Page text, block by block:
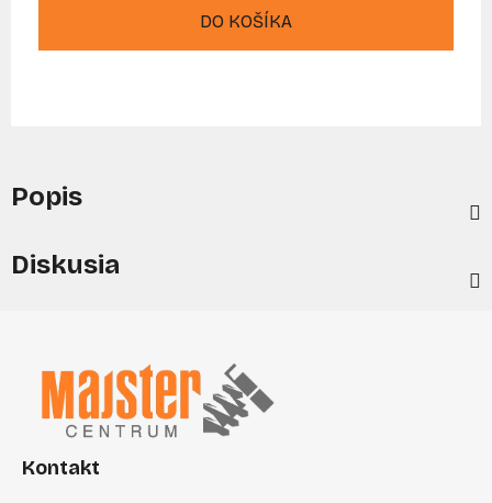
DO KOŠÍKA
Popis
Diskusia
Kontakt